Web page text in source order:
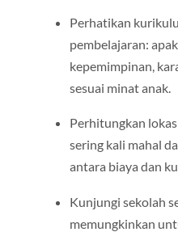
Perhatikan
pembelajaran:
kepemimpinan,
sesuai minat anak.
Perhitungkan
sering kali mahal
antara biaya dan
Kunjungi sekolah
memungkinkan